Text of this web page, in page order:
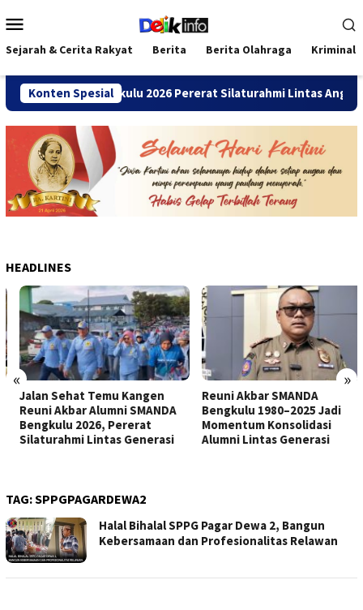
ke
kontenMobile
Sejarah & Cerita Rakyat Berita Berita Olahraga Kriminal
Konten Spesial
SMANDA Bengkulu 2026 Pererat Silaturahmi Lintas Angkatan
HEADLINES
« »
Jalan Sehat Temu Kangen
Reuni Akbar Alumni SMANDA
Bengkulu 2026, Pererat
Silaturahmi Lintas Generasi
Reuni Akbar SMANDA
Bengkulu 1980–2025 Jadi
Momentum Konsolidasi
Alumni Lintas Generasi
TAG:SPPGPAGARDEWA2
Halal Bihalal SPPG Pagar Dewa 2, Bangun
Kebersamaan dan Profesionalitas Relawan